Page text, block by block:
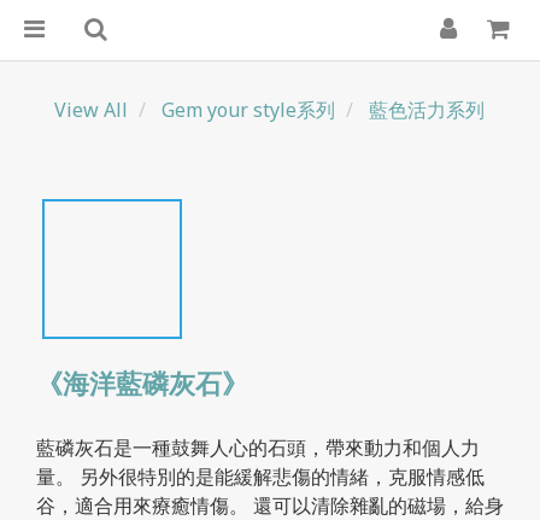
View All Gem your style系列 藍色活力系列
《海洋藍磷灰石》
藍磷灰石是一種鼓舞人心的石頭，帶來動力和個人力
量。 另外很特別的是能緩解悲傷的情緒，克服情感低
谷，適合用來療癒情傷。 還可以清除雜亂的磁場，給身